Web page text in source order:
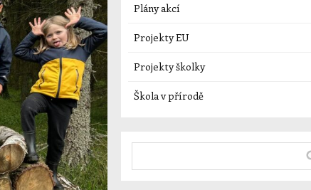
Plány akcí
Projekty EU
Projekty školky
Škola v přírodě